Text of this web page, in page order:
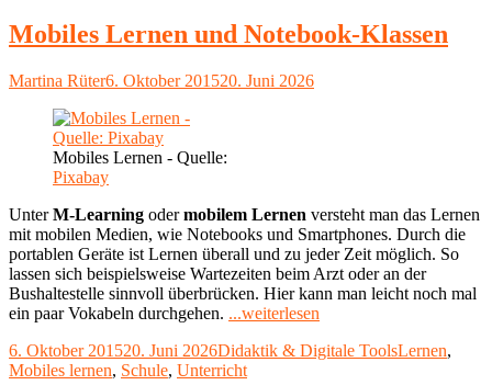
Mobiles Lernen und Notebook-Klassen
Autor
Martina RüterVeröffentlicht
6. Oktober 201520. Juni 2026
Mobiles Lernen - Quelle:
Pixabay
UnterM-Learning odermobilem Lernen versteht man das Lernen
mit mobilen Medien, wie Notebooks und Smartphones. Durch die
portablen Geräte ist Lernen überall und zu jeder Zeit möglich. So
lassen sich beispielsweise Wartezeiten beim Arzt oder an der
Bushaltestelle sinnvoll überbrücken. Hier kann man leicht noch mal
ein paar Vokabeln durchgehen. ...weiterlesen
und
Veröffentlicht
am
6. Oktober 201520. Juni 2026Kategorien
Didaktik & Digitale ToolsSchlagwörter
Lernen,
Mobiles lernen, Schule, Unterricht